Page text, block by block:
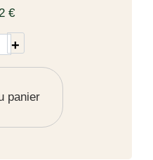
€
+
panier